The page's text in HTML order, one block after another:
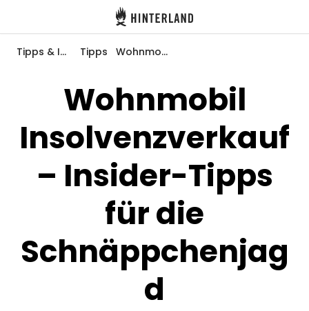
Hinterland
Anmelden
Gastgeber werden
Zelt- & Stellplätze
Tipps & Inspiration Tipps Wohnmobil Insolvenzverkauf – Insider-Tipps für die Schnäppchenjagd
Wohnmobil
Insolvenzverkauf
– Insider-Tipps
für die
Schnäppchenjag
d